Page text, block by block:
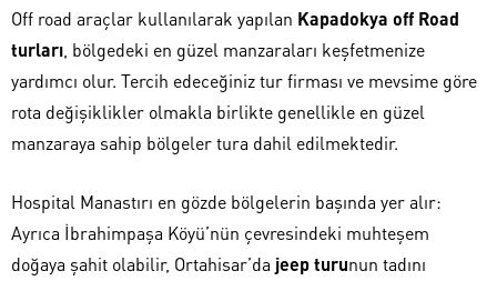
Off road araçlar kullanılarak yapılan Kapadokya off Road
turları , bölgedeki en güzel manzaraları keşfetmenize
yardımcı olur. Tercih edeceğiniz tur firması ve mevsime göre
rota değişiklikler olmakla birlikte genellikle en güzel
manzaraya sahip bölgeler tura dahil edilmektedir.
Hospital Manastırı en gözde bölgelerin başında yer alır:
Ayrıca İbrahimpaşa Köyü’nün çevresindeki muhteşem
doğaya şahit olabilir, Ortahisar’da jeep turunun tadını